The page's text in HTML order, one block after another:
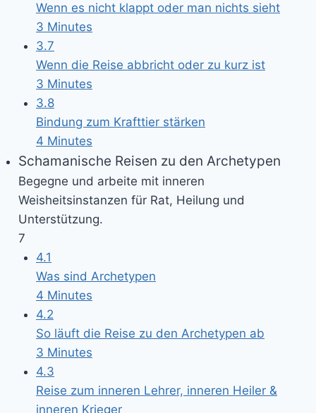
Wenn es nicht klappt oder man nichts sieht
3 Minutes
3.7
Wenn die Reise abbricht oder zu kurz ist
3 Minutes
3.8
Bindung zum Krafttier stärken
4 Minutes
Schamanische Reisen zu den Archetypen
Begegne und arbeite mit inneren
Weisheitsinstanzen für Rat, Heilung und
Unterstützung.
7
4.1
Was sind Archetypen
4 Minutes
4.2
So läuft die Reise zu den Archetypen ab
3 Minutes
4.3
Reise zum inneren Lehrer, inneren Heiler &
inneren Krieger